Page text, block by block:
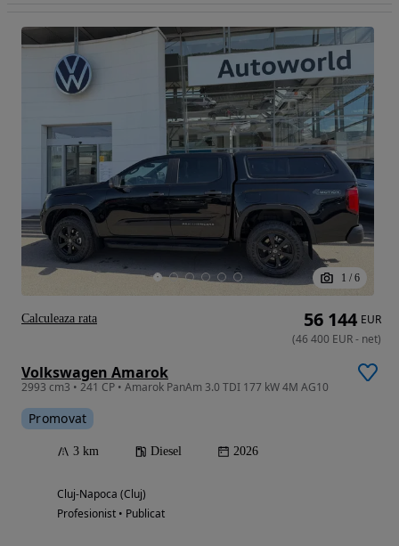
1 / 6
Volkswagen Amarok
2993 cm3 • 241 CP • Amarok PanAm 3.0 TDI 177 kW 4M AG10
Promovat
3 km Diesel 2026
Cluj-Napoca (Cluj)
Profesionist • Publicat
56 144 EUR
(46 400 EUR- net)
Calculeaza rata